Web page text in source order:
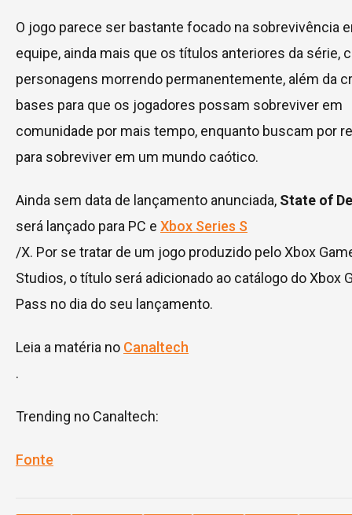
O jogo parece ser bastante focado na sobrevivência
equipe, ainda mais que os títulos anteriores da série,
personagens morrendo permanentemente, além da
bases para que os jogadores possam sobreviver em
comunidade por mais tempo, enquanto buscam por
para sobreviver em um mundo caótico.
Ainda sem data de lançamento anunciada, State of
será lançado para PC e Xbox Series S
/X. Por se tratar de um jogo produzido pelo Xbox
Studios, o título será adicionado ao catálogo do Xbox
Pass no dia do seu lançamento.
Leia a matéria no Canaltech
.
Trending no Canaltech:
Fonte